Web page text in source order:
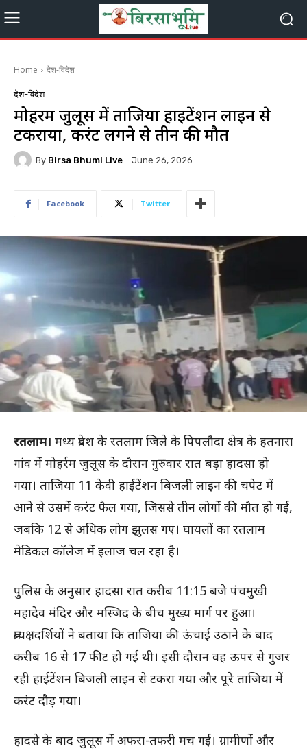
Home देश-विदेश
देश-विदेश
मोहर्रम जुलूस में ताजिया हाईटेंशन लाइन से
टकराया, करंट लगने से तीन की मौत
By Birsa Bhumi Live June 26, 2026
Facebook Twitter
रतलाम। मध्य प्रदेश के रतलाम जिले के पिपलौदा क्षेत्र के हतनारा
गांव में मोहर्रम जुलूस के दौरान गुरुवार रात बड़ा हादसा हो
गया। ताजिया 11 केवी हाईटेंशन बिजली लाइन की चपेट में
आने से उसमें करंट फैल गया, जिससे तीन लोगों की मौत हो गई,
जबकि 12 से अधिक लोग झुलस गए। घायलों का रतलाम
मेडिकल कॉलेज में इलाज चल रहा है।
पुलिस के अनुसार हादसा रात करीब 11:15 बजे पंचमुखी
महादेव मंदिर और मस्जिद के बीच मुख्य मार्ग पर हुआ।
प्रत्यक्षदर्शियों ने बताया कि ताजिया की ऊंचाई उठाने के बाद
करीब 16 से 17 फीट हो गई थी। इसी दौरान वह ऊपर से गुजर
रही हाईटेंशन बिजली लाइन से टकरा गया और पूरे ताजिया में
करंट दौड़ गया।
हादसे के बाद जुलूस में अफरा-तफरी मच गई। ग्रामीणों और